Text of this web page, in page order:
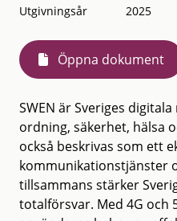
Utgivningsår
2025
Öppna dokument
SWEN är Sveriges
ordning, säkerhet, hälsa
också beskrivas som ett
kommunikationstjänster
tillsammans stärker
totalförsvar. Med 4G och